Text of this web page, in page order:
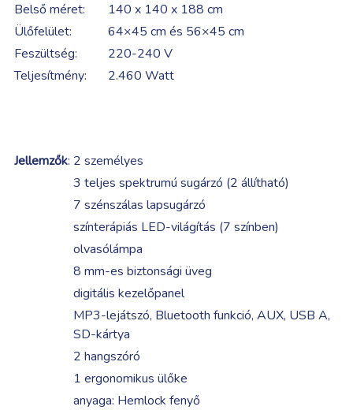
Belső méret:
140 x 140 x 188 cm
Ülőfelület:
64×45 cm és 56×45 cm
Feszültség:
220-240 V
Teljesítmény:
2.460 Watt
Jellemzők: 2 személyes
3 teljes spektrumú sugárzó (2 állítható)
7 szénszálas lapsugárzó
színterápiás LED-világítás (7 színben)
olvasólámpa
8 mm-es biztonsági üveg
digitális kezelőpanel
MP3-lejátszó, Bluetooth funkció, AUX, USB A,
SD-kártya
2 hangszóró
1 ergonomikus ülőke
anyaga: Hemlock fenyő